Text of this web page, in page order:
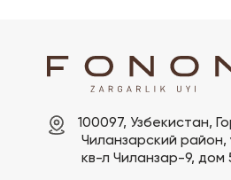
100097, Узбекистан,
кв-л Чиланзар-9, дом